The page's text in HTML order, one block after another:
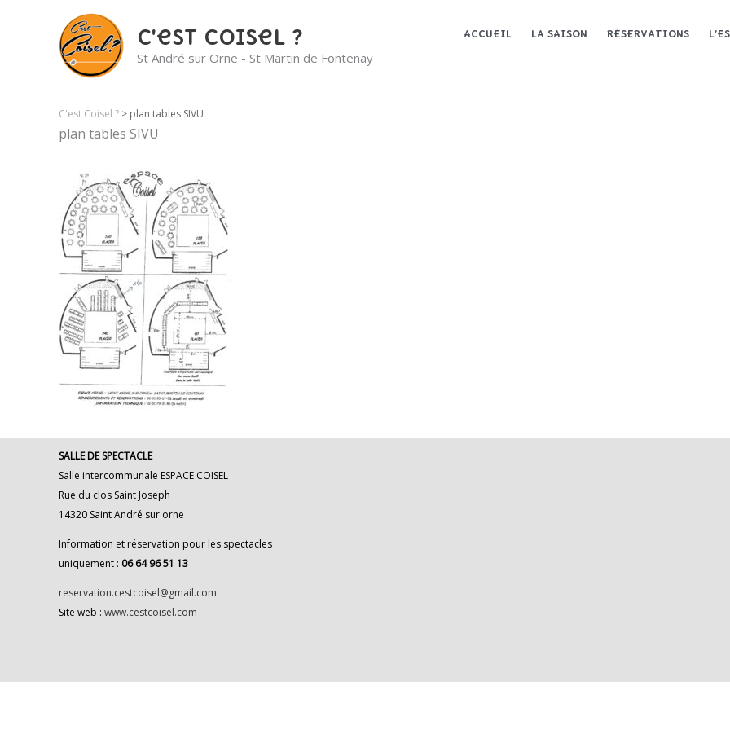
C'est Coisel ?
St André sur Orne - St Martin de Fontenay
ACCUEIL LA SAISON RÉSERVATIONS
C'est Coisel ? > plan tables SIVU
plan tables SIVU
SALLE DE SPECTACLE
Salle intercommunale ESPACE COISEL
Rue du clos Saint Joseph
14320 Saint André sur orne
Information et réservation pour les spectacles
uniquement : 06 64 96 51 13
reservation.cestcoisel@gmail.com
Site web : www.cestcoisel.com